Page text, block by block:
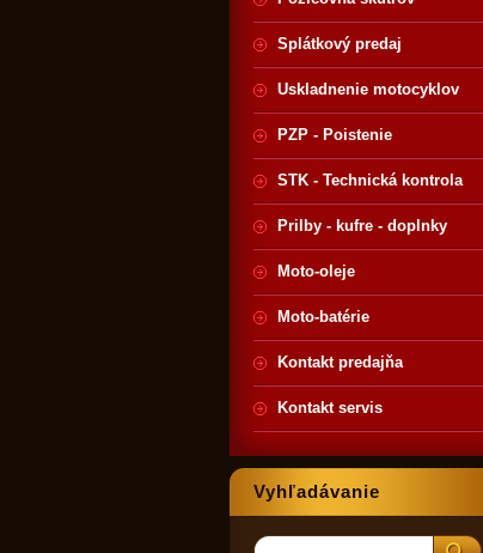
Splátkový predaj
Uskladnenie motocyklov
PZP - Poistenie
STK - Technická kontrola
Prilby - kufre - doplnky
Moto-oleje
Moto-batérie
Kontakt predajňa
Kontakt servis
Vyhľadávanie